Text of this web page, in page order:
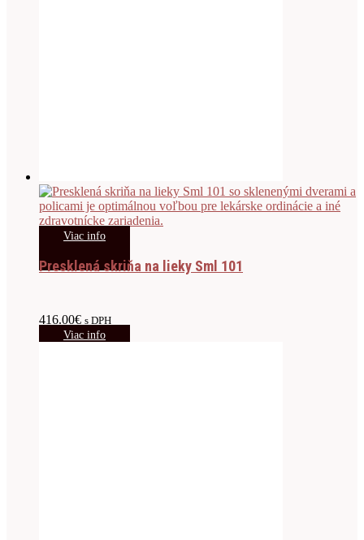
Viac info
Presklená skriňa na lieky Sml 101
416.00€ s DPH
Viac info